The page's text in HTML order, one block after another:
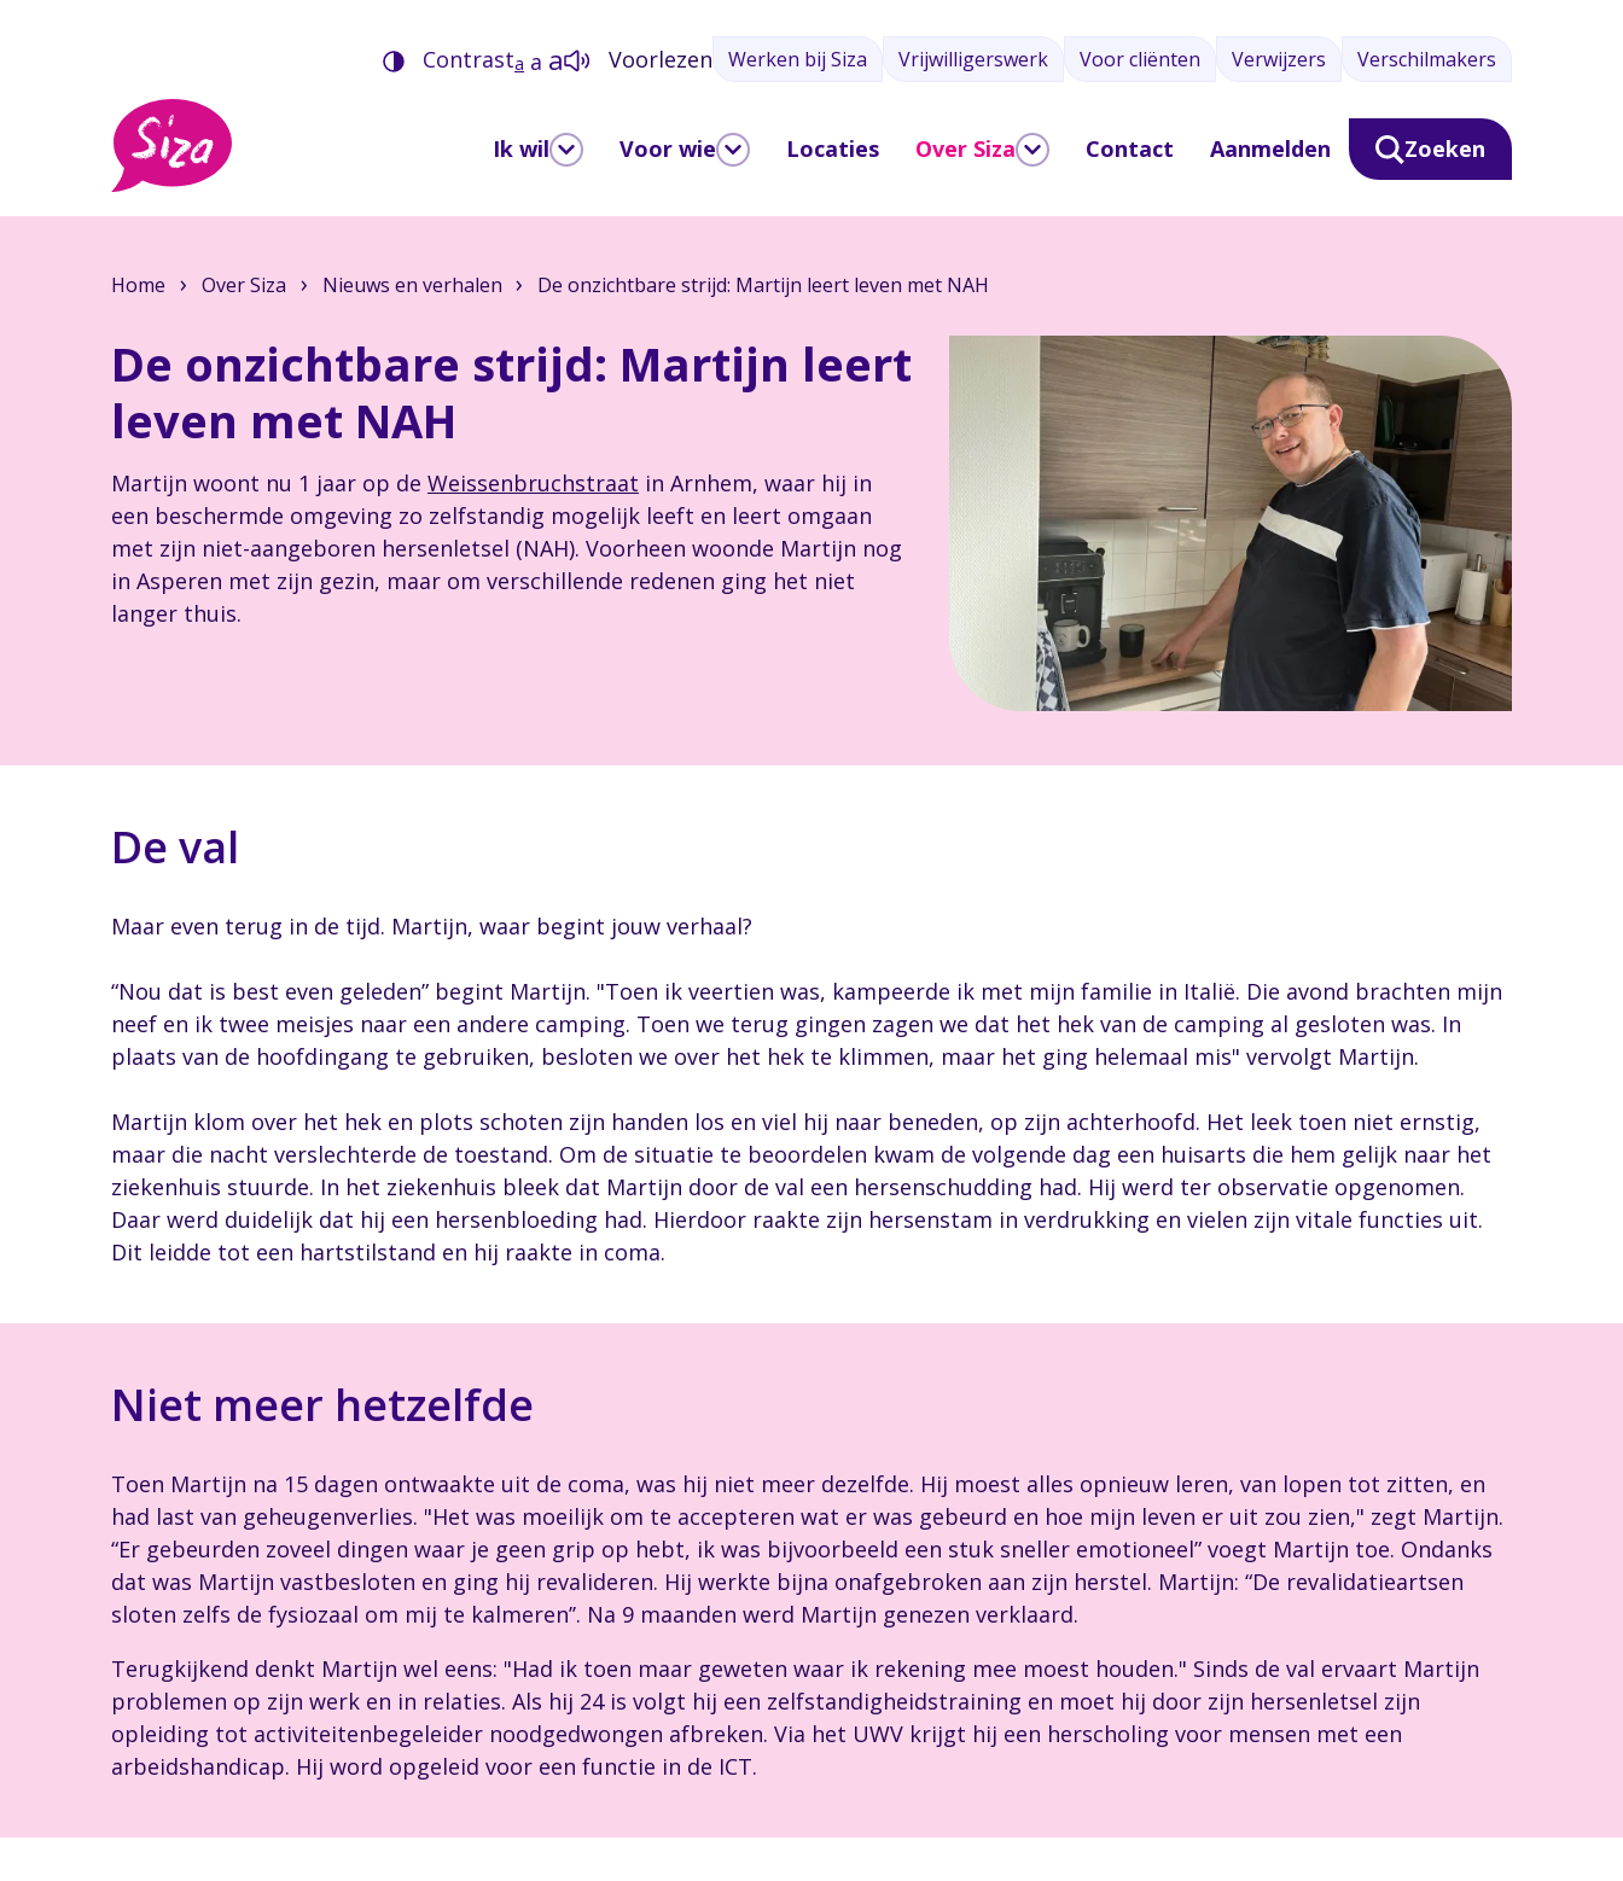
Contrasta a a Voorlezen Werken bij Siza Vrijwilligerswerk Voor cliënten Verwijzers Verschilmakers
Ik wil Voor wie Locaties Over Siza Contact Aanmelden Zoeken
Home Over Siza Nieuws en verhalen De onzichtbare strijd: Martijn leert leven met NAH
De onzichtbare strijd: Martijn leert
leven met NAH
Martijn woont nu 1 jaar op de Weissenbruchstraat in Arnhem, waar hij in
een beschermde omgeving zo zelfstandig mogelijk leeft en leert omgaan
met zijn niet-aangeboren hersenletsel (NAH). Voorheen woonde Martijn nog
in Asperen met zijn gezin, maar om verschillende redenen ging het niet
langer thuis.
De val
Maar even terug in de tijd. Martijn, waar begint jouw verhaal?
“Nou dat is best even geleden” begint Martijn. "Toen ik veertien was, kampeerde ik met mijn familie in Italië. Die avond brachten mijn
neef en ik twee meisjes naar een andere camping. Toen we terug gingen zagen we dat het hek van de camping al gesloten was. In
plaats van de hoofdingang te gebruiken, besloten we over het hek te klimmen, maar het ging helemaal mis" vervolgt Martijn.
Martijn klom over het hek en plots schoten zijn handen los en viel hij naar beneden, op zijn achterhoofd. Het leek toen niet ernstig,
maar die nacht verslechterde de toestand. Om de situatie te beoordelen kwam de volgende dag een huisarts die hem gelijk naar het
ziekenhuis stuurde. In het ziekenhuis bleek dat Martijn door de val een hersenschudding had. Hij werd ter observatie opgenomen.
Daar werd duidelijk dat hij een hersenbloeding had. Hierdoor raakte zijn hersenstam in verdrukking en vielen zijn vitale functies uit.
Dit leidde tot een hartstilstand en hij raakte in coma.
Niet meer hetzelfde
Toen Martijn na 15 dagen ontwaakte uit de coma, was hij niet meer dezelfde. Hij moest alles opnieuw leren, van lopen tot zitten, en
had last van geheugenverlies. "Het was moeilijk om te accepteren wat er was gebeurd en hoe mijn leven er uit zou zien," zegt Martijn.
“Er gebeurden zoveel dingen waar je geen grip op hebt, ik was bijvoorbeeld een stuk sneller emotioneel” voegt Martijn toe. Ondanks
dat was Martijn vastbesloten en ging hij revalideren. Hij werkte bijna onafgebroken aan zijn herstel. Martijn: “De revalidatieartsen
sloten zelfs de fysiozaal om mij te kalmeren’’. Na 9 maanden werd Martijn genezen verklaard.
Terugkijkend denkt Martijn wel eens: "Had ik toen maar geweten waar ik rekening mee moest houden." Sinds de val ervaart Martijn
problemen op zijn werk en in relaties. Als hij 24 is volgt hij een zelfstandigheidstraining en moet hij door zijn hersenletsel zijn
opleiding tot activiteitenbegeleider noodgedwongen afbreken. Via het UWV krijgt hij een herscholing voor mensen met een
arbeidshandicap. Hij word opgeleid voor een functie in de ICT.